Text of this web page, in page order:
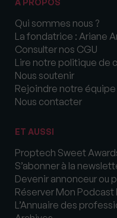
A PROPOS
Qui sommes nous ?
La fondatrice : Ariane
Consulter nos CGU
Lire notre politique de
Nous soutenir
Rejoindre notre équipe
Nous contacter
ET AUSSI
Proptech Sweet
S’abonner à la
Devenir annonceur ou
Réserver Mon Podcast
L’Annuaire des